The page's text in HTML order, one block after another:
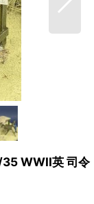
WWII英 司令